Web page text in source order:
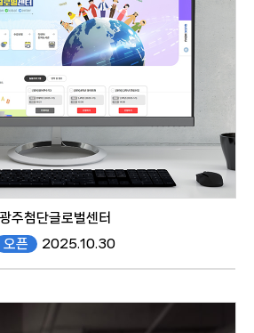
광주첨단글로벌센터
오픈
2025.10.30